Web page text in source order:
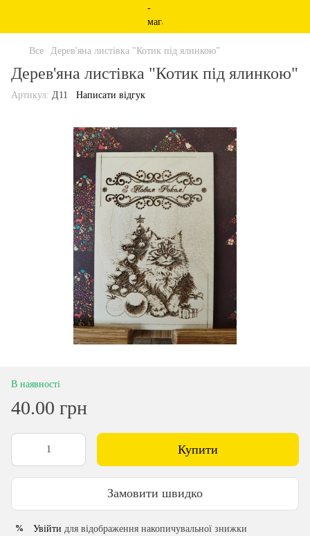
Все Дерев'яна листівка "Котик під ялинкою"
Дерев'яна листівка "Котик під ялинкою"
Артикул: Д11 Написати відгук
В наявності
40.00 грн
Купити
Замовити швидко
% Увійти для відображення накопичувальної знижки